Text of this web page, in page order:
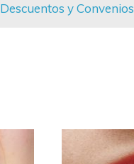
Descuentos y Convenios